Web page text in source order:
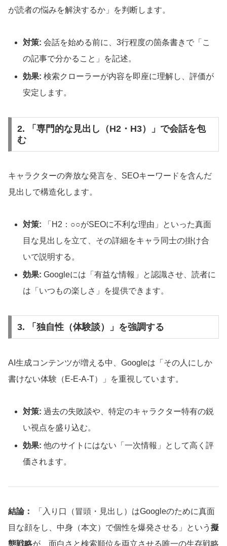
が読者の悩みを解決するか」を判断します。
対策: 会話を始める前に、3行程度の箇条書きで「こ
の記事で分かること」を記述。
効果: 検索クローラーが内容を即座に理解し、評価が
安定します。
2. 「専門的な見出し（H2・H3）」で会話を包
む
キャラクターの奔放な発言を、SEOキーワードを含んだ
見出しで構造化します。
対策: 「H2：○○がSEOに不利な理由」といった真面
目な見出しを立て、その詳細をキャラ同士の掛け合
いで説明する。
効果: Googleには「有益な情報」と認識させ、読者に
は「いつもの楽しさ」を提供できます。
3. 「独自性（体験談）」を強調する
AI生成コンテンツが増える中、Googleは「その人にしか
書けない体験（E-E-A-T）」を重視しています。
対策: 過去の失敗談や、特定のキャラクター特有の鋭
い視点を盛り込む。
効果: 他のサイトにはない「一次情報」として高く評
価されます。
結論：
「入り口（冒頭・見出し）はGoogleのために真面
目な顔をし、中身（本文）で個性を爆発させる」という 擬
態戦略が、面白さと検索順位を両立させる唯一の生存戦略